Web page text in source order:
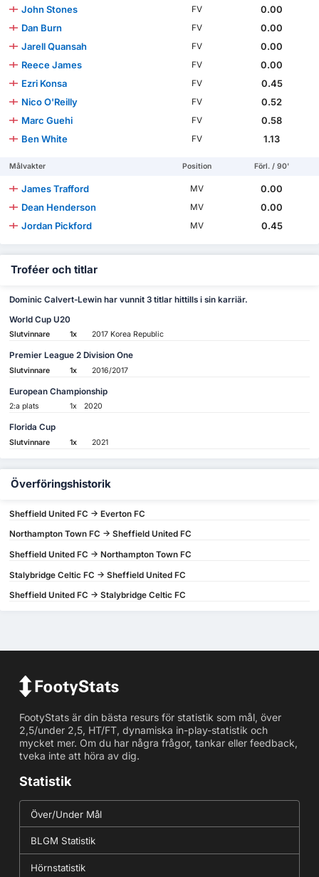
John Stones
FV
0.00
Dan Burn
FV
0.00
Jarell Quansah
FV
0.00
Reece James
FV
0.00
Ezri Konsa
FV
0.45
Nico O'Reilly
FV
0.52
Marc Guehi
FV
0.58
Ben White
FV 1.13
Målvakter Position Förl. / 90'
James Trafford MV
0.00
Dean Henderson
MV
0.00
Jordan Pickford
MV 0.45
Troféer och titlar
Dominic Calvert-Lewin har vunnit 3 titlar hittills i sin karriär.
World Cup U20
Slutvinnare 1x 2017 Korea Republic
Premier League 2 Division One
Slutvinnare 1x 2016/2017
European Championship
2:a plats 1x 2020
Florida Cup
Slutvinnare 1x 2021
Överföringshistorik
Sheffield United FC -> Everton FC
Northampton Town FC -> Sheffield United FC
Sheffield United FC -> Northampton Town FC
Stalybridge Celtic FC -> Sheffield United FC
Sheffield United FC -> Stalybridge Celtic FC
FootyStats är din bästa resurs för statistik som mål, över
2,5/under 2,5, HT/FT, dynamiska in-play-statistik och
mycket mer. Om du har några frågor, tankar eller feedback,
tveka inte att höra av dig.
Statistik
Över/Under Mål
BLGM Statistik
Hörnstatistik